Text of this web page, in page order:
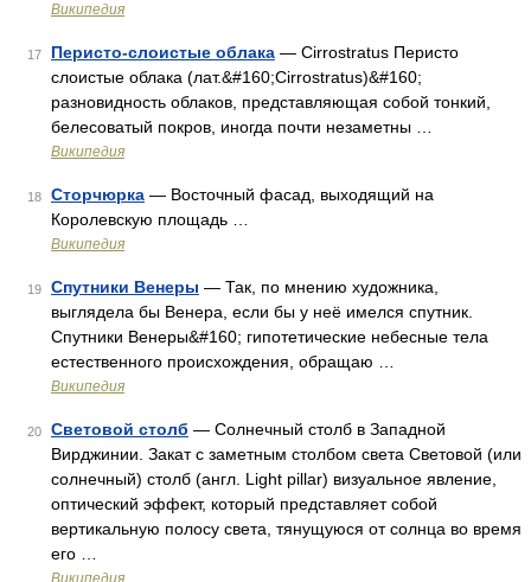
Википедия
17 Перисто-слоистые облака — Cirrostratus Перисто
слоистые облака (лат.&#160;Cirrostratus)&#160;
разновидность облаков, представляющая собой тонкий,
белесоватый покров, иногда почти незаметны …
Википедия
18 Сторчюрка — Восточный фасад, выходящий на
Королевскую площадь …
Википедия
19 Спутники Венеры — Так, по мнению художника,
выглядела бы Венера, если бы у неё имелся спутник.
Спутники Венеры&#160; гипотетические небесные тела
естественного происхождения, обращаю …
Википедия
20 Световой столб — Солнечный столб в Западной
Вирджинии. Закат с заметным столбом света Световой (или
солнечный) столб (англ. Light pillar) визуальное явление,
оптический эффект, который представляет собой
вертикальную полосу света, тянущуюся от солнца во время
его …
Википедия